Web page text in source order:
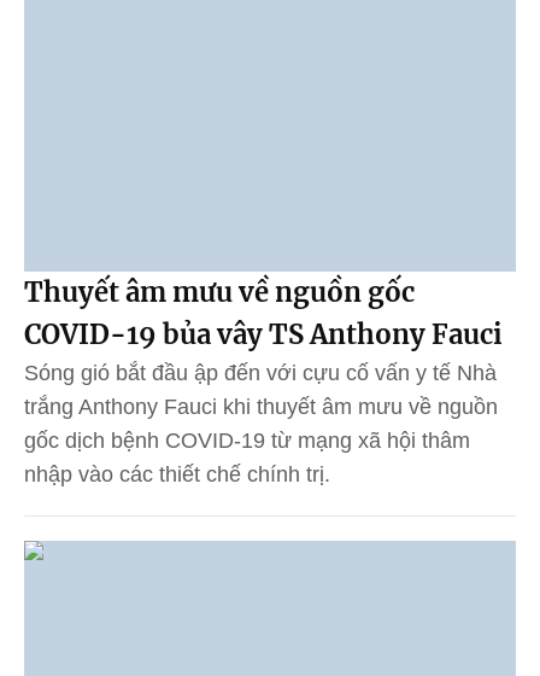
Thuyết âm mưu về nguồn gốc
COVID-19 bủa vây TS Anthony Fauci
Sóng gió bắt đầu ập đến với cựu cố vấn y tế Nhà
trắng Anthony Fauci khi thuyết âm mưu về nguồn
gốc dịch bệnh COVID-19 từ mạng xã hội thâm
nhập vào các thiết chế chính trị.